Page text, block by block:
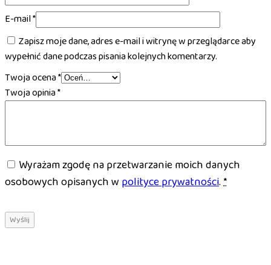
E-mail*
Zapisz moje dane, adres e-mail i witrynę w przeglądarce aby
wypełnić dane podczas pisania kolejnych komentarzy.
Twoja ocena*
Twoja opinia*
Wyrażam zgodę na przetwarzanie moich danych
osobowych opisanych w polityce prywatności.*